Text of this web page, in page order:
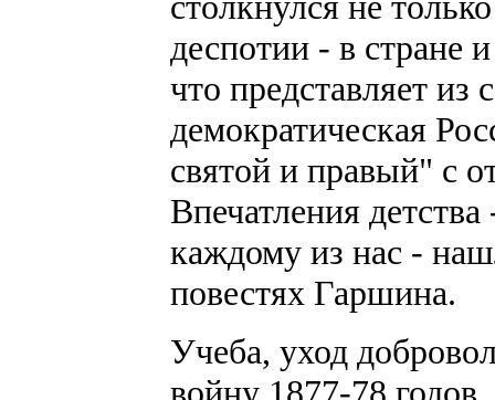
деспотии - в стране
что представляет
демократическая
святой и правый" с
Впечатления
каждому из нас -
повестях Гаршина.
Учеба, уход